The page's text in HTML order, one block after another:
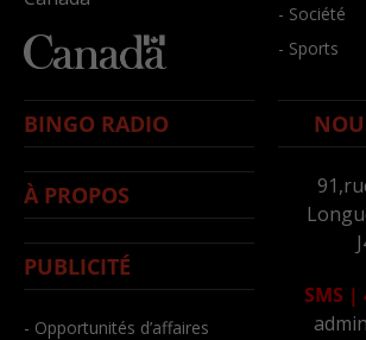
- Société
- Sports
BINGO RADIO
À PROPOS
PUBLICITÉ
- Opportunités d’affaires
SMS |